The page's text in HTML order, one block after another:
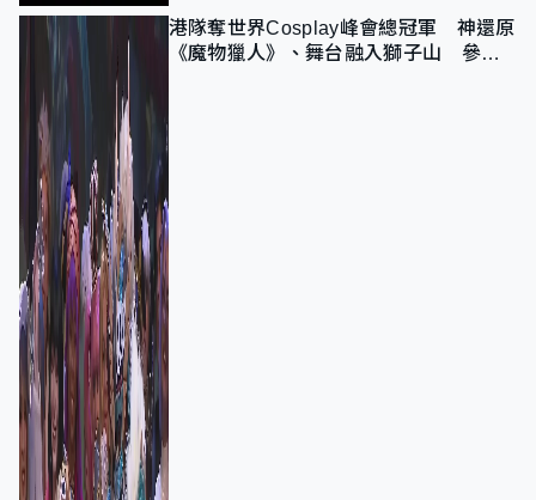
港隊奪世界Cosplay峰會總冠軍 神還原
《魔物獵人》、舞台融入獅子山 參賽